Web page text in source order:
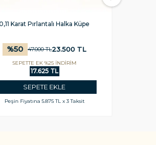
Karat Pırlantalı Halka Küpe
%50 47.000TL23.500 TL
SEPETTE EK %25 İNDİRİM
17.625 TL
SEPETE EKLE
Peşin Fiyatına 5.875 TL x 3 Taksit